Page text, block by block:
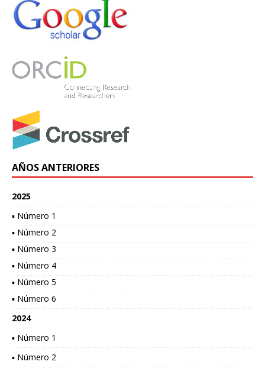
AÑOS ANTERIORES
2025
▪ Número 1
▪ Número 2
▪ Número 3
▪ Número 4
▪ Número 5
▪ Número 6
2024
▪ Número 1
▪ Número 2